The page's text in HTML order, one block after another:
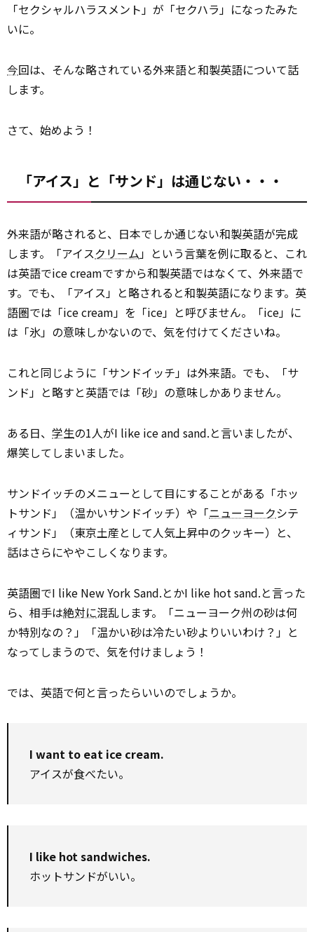
「セクシャルハラスメント」が「セクハラ」になったみた
いに。
今回は、そんな略されている外来語と和製英語について話
します。
さて、始めよう！
「アイス」と「サンド」は通じない・・・
外来語が略されると、日本でしか通じない和製英語が完成
します。「アイスクリーム」という言葉を例に取ると、これ
は英語でice creamですから和製英語ではなくて、外来語で
す。でも、「アイス」と略されると和製英語になります。英
語圏では「ice cream」を「ice」と呼びません。「ice」に
は「氷」の意味しかないので、気を付けてくださいね。
これと同じように「サンドイッチ」は外来語。でも、「サ
ンド」と略すと英語では「砂」の意味しかありません。
ある日、 学生の1人がI like ice and sand.と言いましたが、
爆笑してしまいました。
サンドイッチのメニューとして目にすることがある「ホッ
トサンド」（温かいサンドイッチ）や「ニューヨークシテ
ィサンド」（東京土産として人気上昇中のクッキー）と、
話はさらにややこしくなります。
英語圏でI like New York Sand.とかI like hot sand.と言った
ら、相手は絶対に混乱します。「ニューヨーク州の砂は何
か特別なの？」「温かい砂は冷たい砂よりいいわけ？」と
なってしまうので、気を付けましょう！
では、英語で何と言ったらいいのでしょうか。
I want to eat ice cream.
アイスが食べたい。
I like hot sandwiches.
ホットサンドがいい。